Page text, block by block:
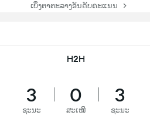
ເບິ່ງຕາຕະລາງອັນດັບຄະແນນ
H2H
3
ຊະນະ
0
ສະເໝີ
3
ຊະນະ